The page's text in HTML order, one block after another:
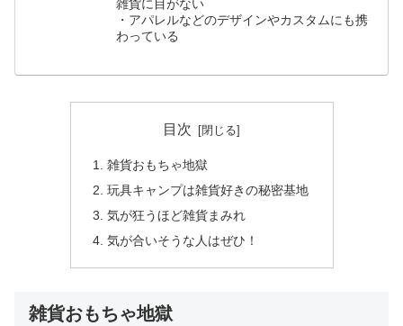
雑貨に目がない
・アパレルなどのデザインやカスタムにも携
わっている
目次
雑貨おもちゃ地獄
玩具キャンプは雑貨好きの秘密基地
気が狂うほど雑貨まみれ
気が合いそうな人はぜひ！
雑貨おもちゃ地獄